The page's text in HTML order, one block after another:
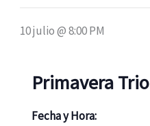
10 julio @ 8:00 PM
Primavera Trio
Fecha y Hora: